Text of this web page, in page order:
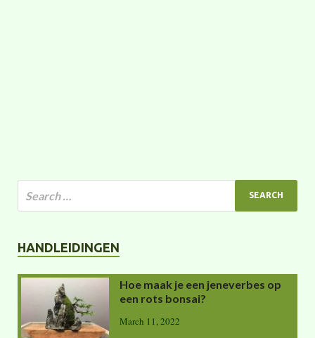
HANDLEIDINGEN
Hoe maak je een jeneverbes op
een rots bonsai?
March 11, 2022